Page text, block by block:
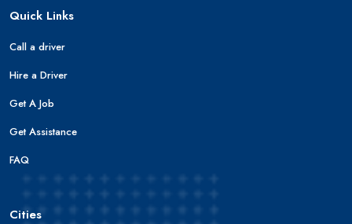
Quick Links
Call a driver
Hire a Driver
Get A Job
Get Assistance
FAQ
Cities